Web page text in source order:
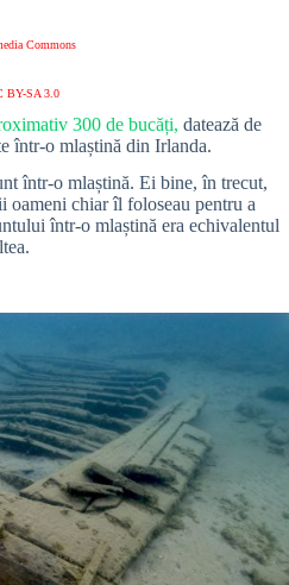
Commons
BY-SA 3.0
300 de bucăți, datează de
într-o mlaștină din Irlanda.
într-o mlaștină. Ei bine, în trecut,
oameni chiar îl foloseau pentru a
într-o mlaștină era echivalentul